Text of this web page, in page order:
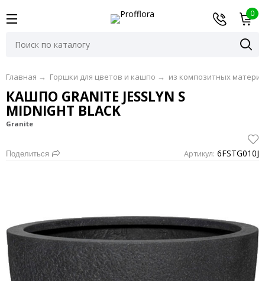
0
Главная → Горшки для цветов и кашпо → из композитных
КАШПО GRANITE JESSLYN S
MIDNIGHT BLACK
Granite
Поделиться Артикул: 6FSTG010J